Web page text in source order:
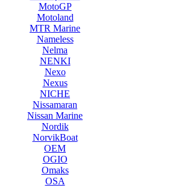
MotoGP
Motoland
MTR Marine
Nameless
Nelma
NENKI
Nexo
Nexus
NICHE
Nissamaran
Nissan Marine
Nordik
NorvikBoat
OEM
OGIO
Omaks
OSA